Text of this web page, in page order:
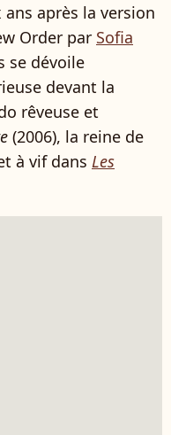
après la version
Order par Sofia
se dévoile
devant la
rêveuse et
(2006), la reine de
à vif dans Les